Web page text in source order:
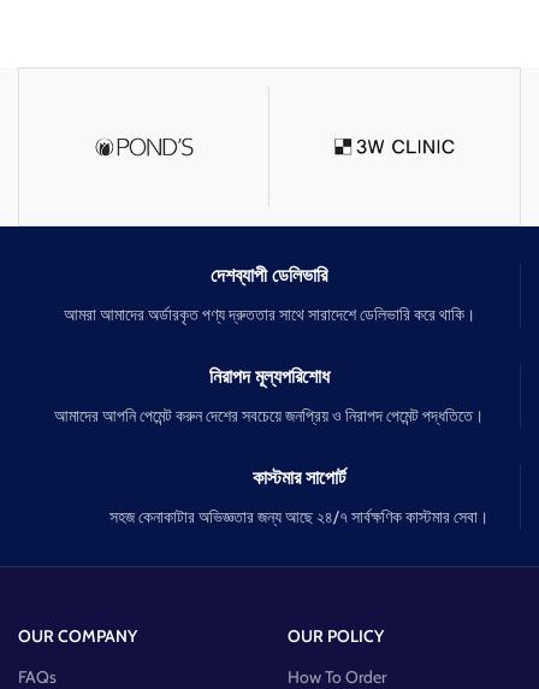
দেশব্যাপী ডেলিভারি
আমরা আমাদের অর্ডারকৃত পণ্য দ্রুততার সাথে সারাদেশে ডেলিভারি করে থাকি।
নিরাপদ মূল্যপরিশোধ
আমাদের আপনি পেমেন্ট করুন দেশের সবচেয়ে জনপ্রিয় ও নিরাপদ পেমেন্ট পদ্ধতিতে।
কাস্টমার সাপোর্ট
সহজ কেনাকাটার অভিজ্ঞতার জন্য আছে ২৪/৭ সার্বক্ষণিক কাস্টমার সেবা।
OUR COMPANY
FAQs
OUR POLICY
How To Order